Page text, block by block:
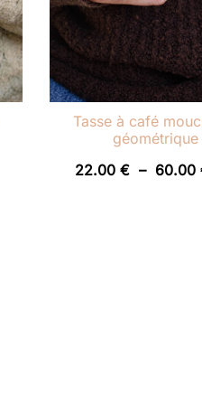
Tasse à café
géométrique
22.00 € – 60.00